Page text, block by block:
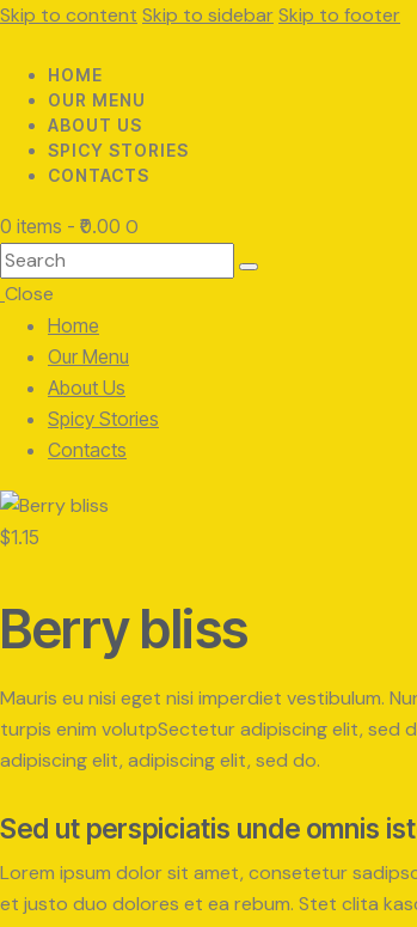
Skip to content Skip to sidebarSkip to footer
HOME
OUR MENU
ABOUT US
SPICY STORIES
CONTACTS
0 items - ₹0.00 0
Search
Close
Home
Our Menu
About Us
Spicy Stories
Contacts
facebook-
1
twitter-
x
instagram
$1.15
Berry bliss
Mauris eu nisi eget nisi imperdiet vestibulum.
turpis enim volutpSectetur adipiscing elit, sed
adipiscing elit, adipiscing elit, sed do.
Sed ut perspiciatis unde omnis
Lorem ipsum dolor sit amet, consetetur
et justo duo dolores et ea rebum. Stet clita